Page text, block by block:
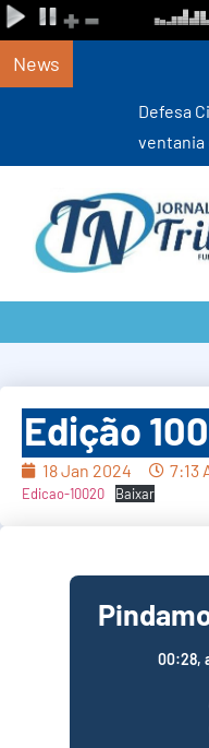
News
Defesa Civil de SP
ventania de até 100 km/
Edição
18 Jan 2024 7:13
Edicao-10020 Baixar
00:28,